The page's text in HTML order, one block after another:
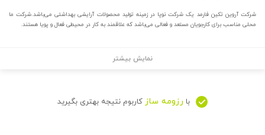
شرکت آروین تکین فارمد یک شرکت نوپا در زمینه تولید محصولات آرایشی بهداشتی می‌باشد.شرکت ما
محلی مناسب برای کارجویان مستعد و فعالی می‌باشد که علاقمند به کار در محیطی فعال و پویا هستند.
نمایش بیشتر
با رزومه ساز کاربوم نتیجه بهتری بگیرید